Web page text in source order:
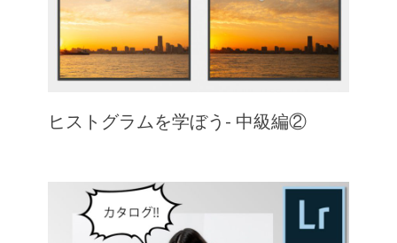
ヒストグラムを学ぼう- 中級編②